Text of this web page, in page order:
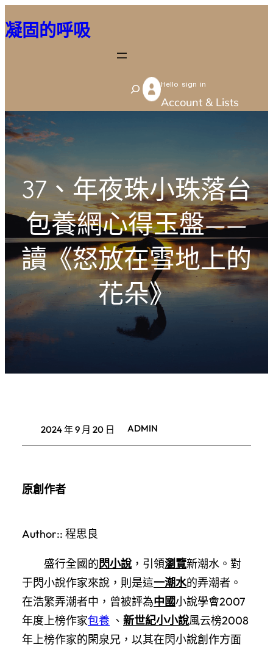
至
容
凝固的呼吸
S
e
h
Hello sign in
Account & Lists
37、年夜珠小珠落台
包養網心得玉盤——
讀《怒放在雪地上的
花朵》
2024 年 9 月 20 日 ADMIN
原創作者
Author:: 程思良
盛行全國的閃小說 ，引領瀏覽新潮水。對
于閃小說作家來說，則是這一潮水的弄潮者。
在浩繁弄潮者中，曾被評為中國小說學會2007
年度上榜作家包養 、 新世紀小小說風云榜2008
年上榜作家的閑泉兄，以其在閃小說創作方面